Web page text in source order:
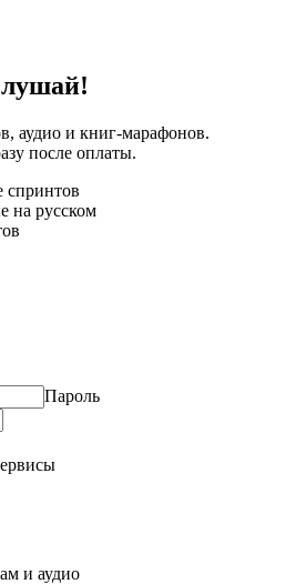
аудио и книг-марафонов.
после оплаты.
спринтов
на русском
Пароль
и аудио